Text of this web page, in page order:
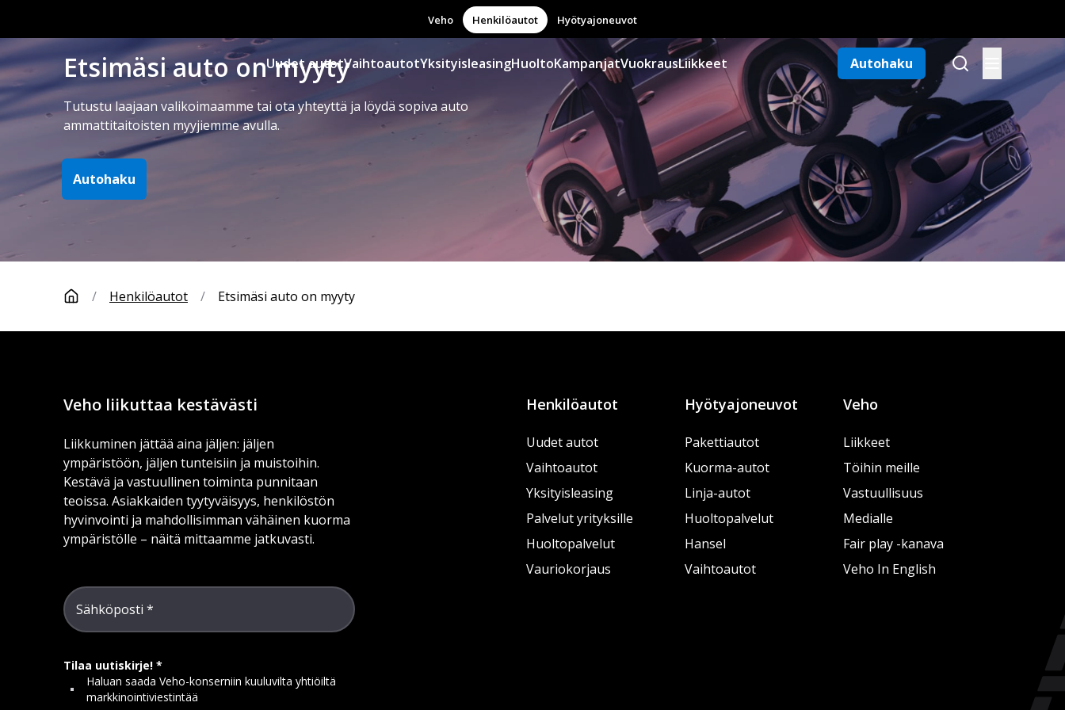
Etsimäsi auto on myyty
Tutustu laajaan valikoimaamme tai ota yhteyttä ja löydä sopiva auto
ammattitaitoisten myyjiemme avulla.
Autohaku
Veho Henkilöautot Hyötyajoneuvot
Uudet autotVaihtoautotYksityisleasingHuoltoKampanjatVuokrausLiikkeet Autohaku
/ Henkilöautot / Etsimäsi auto on myyty
Veho liikuttaa kestävästi
Liikkuminen jättää aina jäljen: jäljen
ympäristöön, jäljen tunteisiin ja muistoihin.
Kestävä ja vastuullinen toiminta punnitaan
teoissa. Asiakkaiden tyytyväisyys, henkilöstön
hyvinvointi ja mahdollisimman vähäinen kuorma
ympäristölle – näitä mittaamme jatkuvasti.
Sähköposti
Tilaa uutiskirje!
Haluan saada Veho-konserniin kuuluvilta yhtiöiltä
markkinointiviestintää
Henkilöautot
Uudet autot
Vaihtoautot
Yksityisleasing
Palvelut yrityksille
Huoltopalvelut
Vauriokorjaus
Hyötyajoneuvot
Pakettiautot
Kuorma-autot
Linja-autot
Huoltopalvelut
Hansel
Vaihtoautot
Veho
Liikkeet
Töihin meille
Vastuullisuus
Medialle
Fair play -kanava
Veho In English